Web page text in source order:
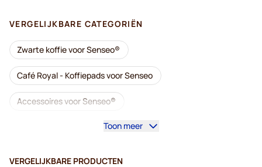
VERGELIJKBARE CATEGORIËN
Zwarte koffie voor Senseo®
Café Royal - Koffiepads voor Senseo
Accessoires voor Senseo®
Cafeïnevrij - Koffiepads voor Senseo
Toon meer
VERGELIJKBARE PRODUCTEN